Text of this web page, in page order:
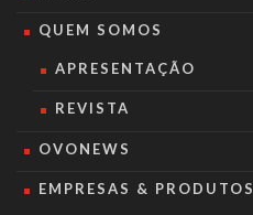
QUEM SOMOS
APRESENTAÇÃO
REVISTA
OVONEWS
EMPRESAS & PRODUTOS